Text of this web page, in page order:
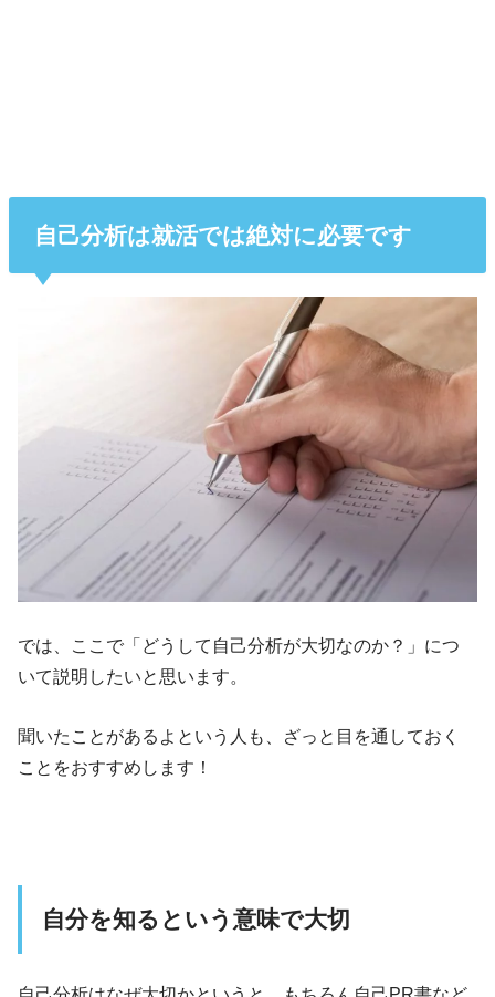
自己分析は就活では絶対に必要です
では、ここで「どうして自己分析が大切なのか？」につ
いて説明したいと思います。
聞いたことがあるよという人も、ざっと目を通しておく
ことをおすすめします！
自分を知るという意味で大切